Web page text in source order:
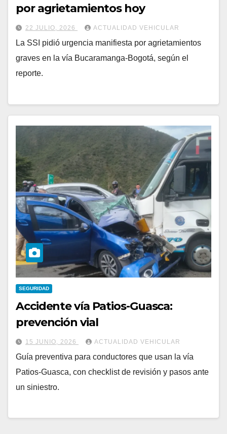
por agrietamientos hoy
22 JULIO, 2026 ACTUALIDAD VEHICULAR
La SSI pidió urgencia manifiesta por agrietamientos
graves en la vía Bucaramanga-Bogotá, según el
reporte.
SEGURIDAD
Accidente vía Patios-Guasca:
prevención vial
15 JUNIO, 2026 ACTUALIDAD VEHICULAR
Guía preventiva para conductores que usan la vía
Patios-Guasca, con checklist de revisión y pasos ante
un siniestro.